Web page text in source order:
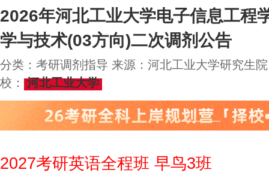
2026年河北工业大学电子信息工程
学与技术(03方向)二次调剂公告
分类：考研调剂指导 来源：河北工业大学研究生
校：
河北工业大学
2027考研英语全程班 早鸟3班